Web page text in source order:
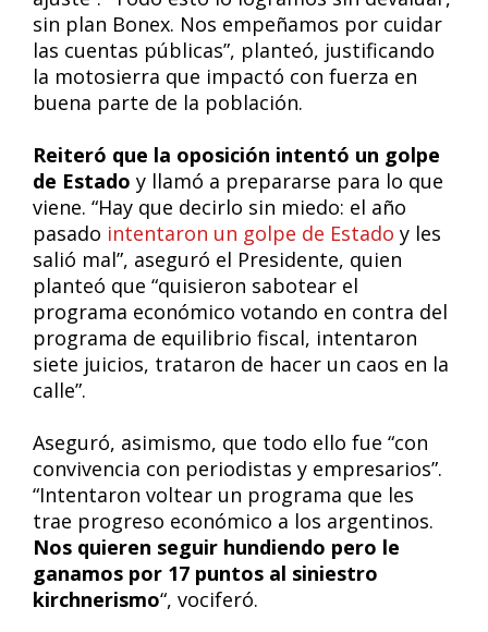
sin plan Bonex. Nos empeñamos por cuidar
las cuentas públicas”, planteó, justificando
la motosierra que impactó con fuerza en
buena parte de la población.
Reiteró que la oposición intentó un golpe
de Estado y llamó a prepararse para lo que
viene. “Hay que decirlo sin miedo: el año
pasado intentaron un golpe de Estado y les
salió mal”, aseguró el Presidente, quien
planteó que “quisieron sabotear el
programa económico votando en contra del
programa de equilibrio fiscal, intentaron
siete juicios, trataron de hacer un caos en la
calle”.
Aseguró, asimismo, que todo ello fue “con
convivencia con periodistas y empresarios”.
“Intentaron voltear un programa que les
trae progreso económico a los argentinos.
Nos quieren seguir hundiendo pero le
ganamos por 17 puntos al siniestro
kirchnerismo“, vociferó.